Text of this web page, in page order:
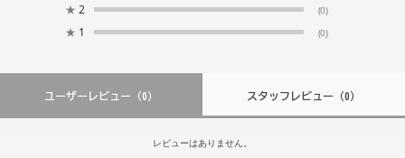
★ 2 (0)
★ 1 (0)
ユーザーレビュー （0） スタッフレビュー（0）
レビューはありません。